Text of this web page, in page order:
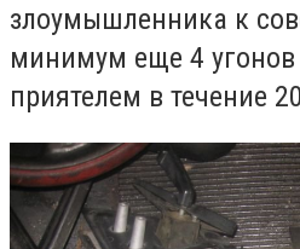
злоумышленника к
минимум еще 4 угонов
приятелем в течение